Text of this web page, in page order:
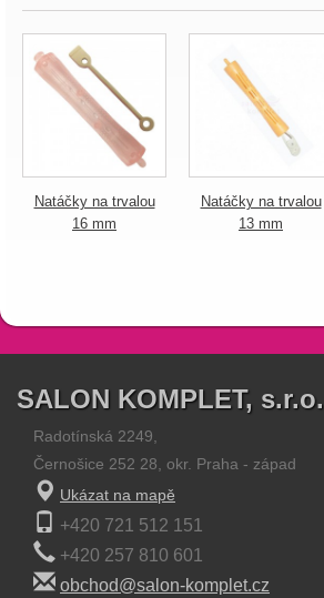
Natáčky na trvalou
16 mm
Natáčky na trvalou
13 mm
SALON KOMPLET, s.r.o.
Radotínská 2249,
Černošice 252 28, okr. Praha - západ
Ukázat na mapě
+420 721 512 151
+420 257 810 601
obchod@salon-komplet.cz